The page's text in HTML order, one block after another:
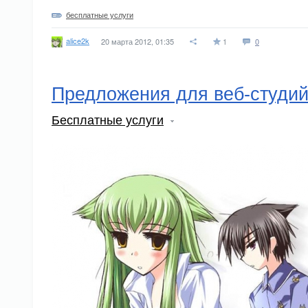
бесплатные услуги
alice2k 20 марта 2012, 01:35 1 0
Предложения для веб-студий
Бесплатные услуги